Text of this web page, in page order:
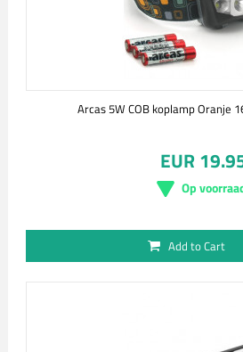
Arcas 5W COB koplamp Oranje
EUR
Op
Add to Cart